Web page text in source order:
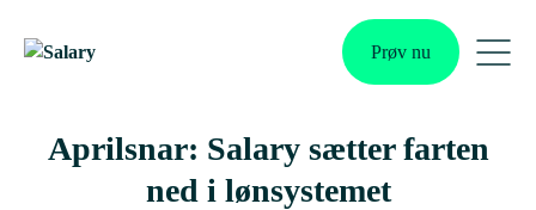
Prøv nu
Aprilsnar: Salary sætter farten
ned i lønsystemet